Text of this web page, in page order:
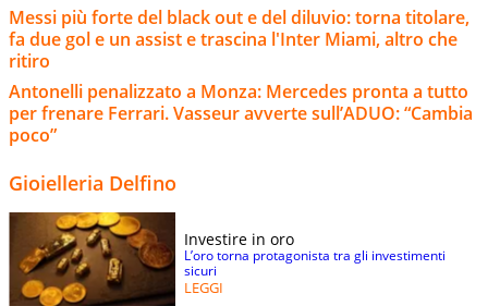
Messi più forte del black out e del diluvio: torna titolare,
fa due gol e un assist e trascina l'Inter Miami, altro che
ritiro
Antonelli penalizzato a Monza: Mercedes pronta a tutto
per frenare Ferrari. Vasseur avverte sull’ADUO: “Cambia
poco”
Gioielleria Delfino
Investire in oro
L’oro torna protagonista tra gli investimenti
sicuri
LEGGI